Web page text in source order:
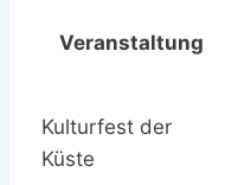
Veranstaltung
Kulturfest der
Küste